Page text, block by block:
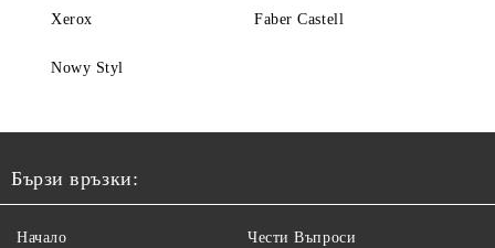
Xerox Faber Castell
Nowy Styl
Бързи връзки:
Начало Чести Въпроси